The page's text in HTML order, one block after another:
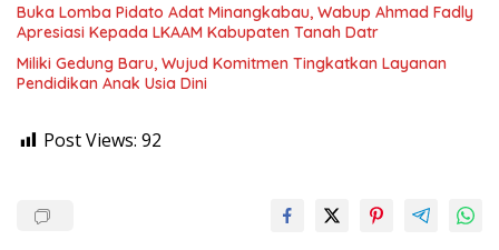
Buka Lomba Pidato Adat Minangkabau, Wabup Ahmad Fadly
Apresiasi Kepada LKAAM Kabupaten Tanah Datr
Miliki Gedung Baru, Wujud Komitmen Tingkatkan Layanan
Pendidikan Anak Usia Dini
Post Views: 92